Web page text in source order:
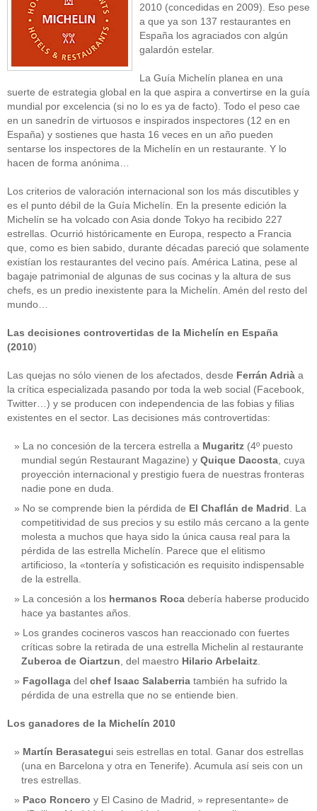
2010 (concedidas en 2009). Eso pese
a que ya son 137 restaurantes en
España los agraciados con algún
galardón estelar.
La Guía Michelín planea en una
suerte de estrategia global en la que aspira a convertirse en la guía
mundial por excelencia (si no lo es ya de facto). Todo el peso cae
en un sanedrín de virtuosos e inspirados inspectores (12 en en
España) y sostienes que hasta 16 veces en un año pueden
sentarse los inspectores de la Michelín en un restaurante. Y lo
hacen de forma anónima…
Los criterios de valoración internacional son los más discutibles y
es el punto débil de la Guía Michelín. En la presente edición la
Michelín se ha volcado con Asia donde Tokyo ha recibido 227
estrellas. Ocurrió históricamente en Europa, respecto a Francia
que, como es bien sabido, durante décadas pareció que solamente
existían los restaurantes del vecino país. América Latina, pese al
bagaje patrimonial de algunas de sus cocinas y la altura de sus
chefs, es un predio inexistente para la Michelín. Amén del resto del
mundo…
Las decisiones controvertidas de la Michelín en España
(2010)
Las quejas no sólo vienen de los afectados, desde Ferrán Adrià a
la crítica especializada pasando por toda la web social (Facebook,
Twitter…) y se producen con independencia de las fobias y filias
existentes en el sector. Las decisiones más controvertidas:
La no concesión de la tercera estrella a Mugaritz (4º puesto
mundial según Restaurant Magazine) y Quique Dacosta, cuya
proyección internacional y prestigio fuera de nuestras fronteras
nadie pone en duda.
No se comprende bien la pérdida de El Chaflán de Madrid. La
competitividad de sus precios y su estilo más cercano a la gente
molesta a muchos que haya sido la única causa real para la
pérdida de las estrella Michelín. Parece que el elitismo
artificioso, la «tontería y sofisticación es requisito indispensable
de la estrella.
La concesión a los hermanos Roca debería haberse producido
hace ya bastantes años.
Los grandes cocineros vascos han reaccionado con fuertes
críticas sobre la retirada de una estrella Michelin al restaurante
Zuberoa de Oiartzun, del maestro Hilario Arbelaitz.
Fagollaga del chef Isaac Salaberria también ha sufrido la
pérdida de una estrella que no se entiende bien.
Los ganadores de la Michelín 2010
Martín Berasategui seis estrellas en total. Ganar dos estrellas
(una en Barcelona y otra en Tenerife). Acumula así seis con un
tres estrellas.
Paco Roncero y El Casino de Madrid, » representante» de